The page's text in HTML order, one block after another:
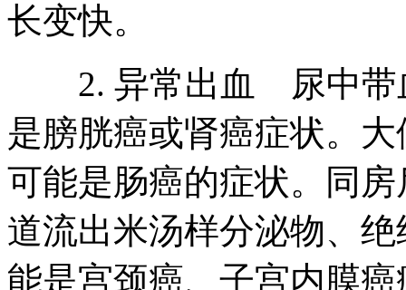
长变快。
2. 异常出血 尿中带
是膀胱癌或肾癌症状。
可能是肠癌的症状。同
道流出米汤样分泌物、
能是宫颈癌、子宫内膜